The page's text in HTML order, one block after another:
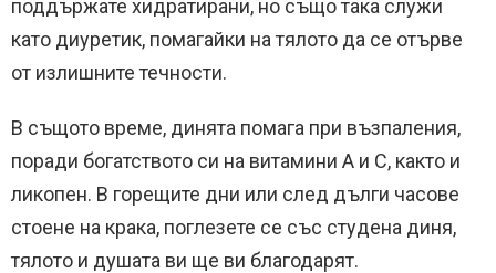
поддържате хидратирани, но също така служи
като диуретик, помагайки на тялото да се отърве
от излишните течности.
В същото време, динята помага при възпаления,
поради богатството си на витамини А и С, както и
ликопен. В горещите дни или след дълги часове
стоене на крака, поглезете се със студена диня,
тялото и душата ви ще ви благодарят.